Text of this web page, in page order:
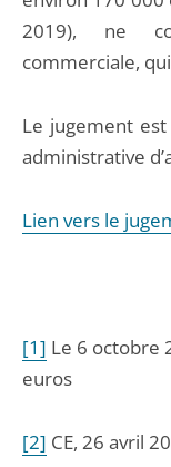
2019), ne
commerciale,
Le jugement est
administrative
Lien vers le
[1] Le 6 octobre
euros
[2] CE, 26 avril